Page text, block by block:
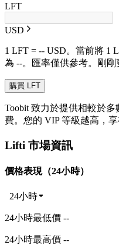
LFT
USD
1 LFT = -- USD。當前將 1
為 --。匯率僅供參考。剛剛
購買 LFT
Toobit 致力於提供相較於
費。您的 VIP 等級越高，
Lifti 市場資訊
價格表現（24小時）
24小時
24小時最低價 --
24小時最高價 --